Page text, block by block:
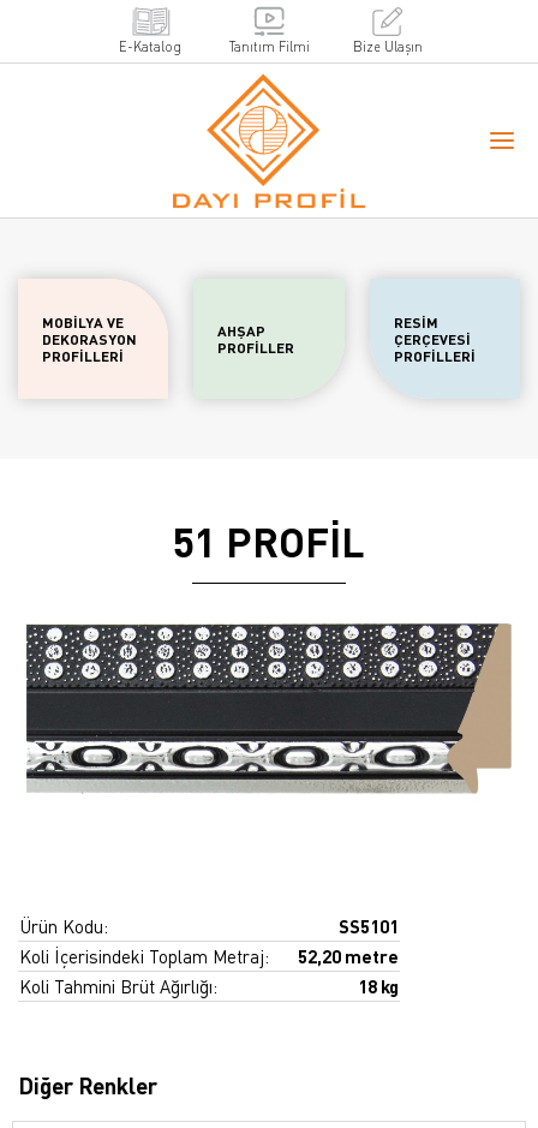
E-Katalog Tanıtım Filmi Bize Ulaşın
MOBİLYA VE
DEKORASYON
PROFİLLERİ
AHŞAP
PROFİLLER
RESİM
ÇERÇEVESİ
PROFİLLERİ
51 PROFİL
Ürün Kodu:
SS5101
Koli İçerisindeki Toplam Metraj:
52,20 metre
Koli Tahmini Brüt Ağırlığı:
18 kg
Diğer Renkler